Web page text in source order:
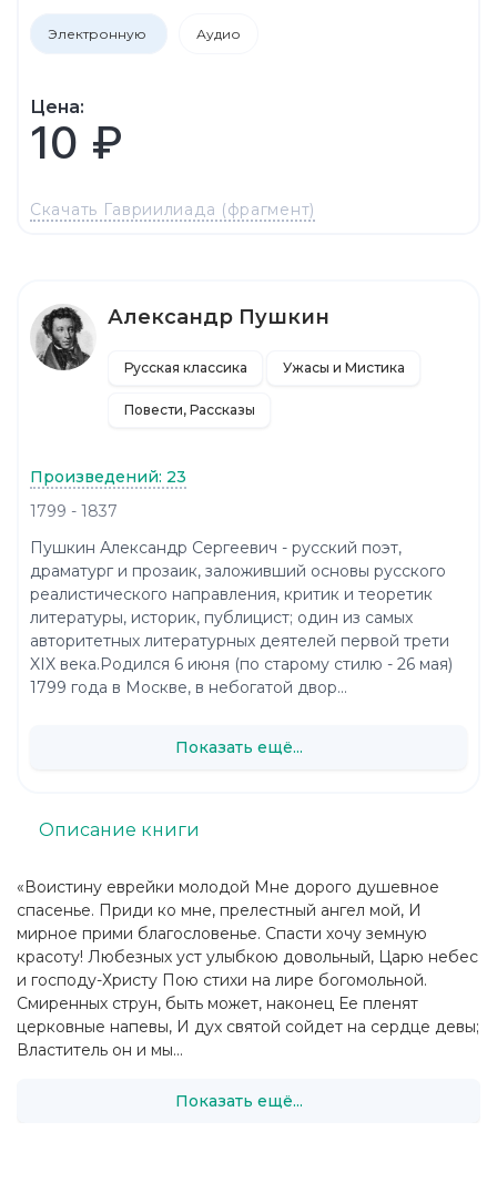
Электронную Аудио
Цена:
10 ₽
Скачать Гавриилиада (фрагмент)
«Воистину еврейки молодой Мне дорого душевное
спасенье. Приди ко мне, прелестный ангел мой, И
мирное прими благословенье. Спасти хочу земную
красоту! Любезных уст улыбкою довольный, Царю небес
и господу-Христу Пою стихи на лире богомольной.
Смиренных струн, быть может, наконец Ее пленят
церковные напевы, И дух святой сойдет на сердце девы;
Властитель он и мы...
Показать ещё...
Описание книги
Александр Пушкин
Русская классика Ужасы и Мистика
Повести, Рассказы
Произведений: 23
1799 - 1837
Пушкин Александр Сергеевич - русский поэт,
драматург и прозаик, заложивший основы русского
реалистического направления, критик и теоретик
литературы, историк, публицист; один из самых
авторитетных литературных деятелей первой трети
XIX века.Родился 6 июня (по старому стилю - 26 мая)
1799 года в Москве, в небогатой двор...
Показать ещё...